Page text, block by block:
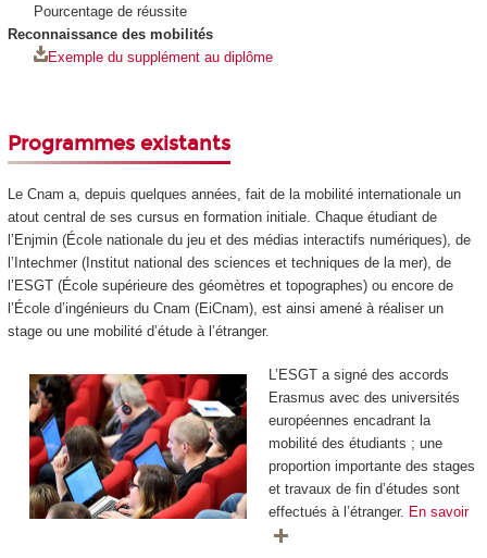
Pourcentage de réussite
Reconnaissance des mobilités
Exemple du supplément au diplôme
Programmes existants
Le Cnam a, depuis quelques années, fait de la mobilité internationale un
atout central de ses cursus en formation initiale. Chaque étudiant de
l’Enjmin (École nationale du jeu et des médias interactifs numériques), de
l’Intechmer (Institut national des sciences et techniques de la mer), de
l’ESGT (École supérieure des géomètres et topographes) ou encore de
l’École d’ingénieurs du Cnam (EiCnam), est ainsi amené à réaliser un
stage ou une mobilité d’étude à l’étranger.
L’ESGT a signé des accords
Erasmus avec des universités
européennes encadrant la
mobilité des étudiants ; une
proportion importante des stages
et travaux de fin d’études sont
effectués à l’étranger. En savoir